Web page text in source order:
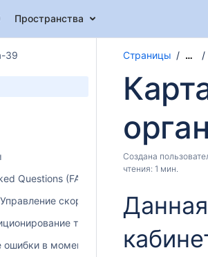
Пространства
39
Questions (FAQ)
скоростью)
таблиц
в момент авторизации абонента
Страницы …
Создана
чтения: 1 мин.